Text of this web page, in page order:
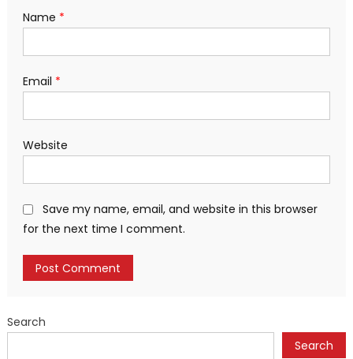
Name *
Email *
Website
Save my name, email, and website in this browser
for the next time I comment.
Search
Search